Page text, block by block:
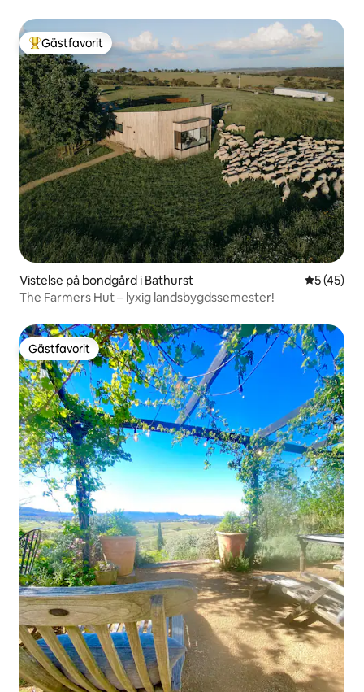
Populär gästfavorit
Gästfavorit
Vistelse på bondgård i Bathurst 5 av 5 i
5 (45)
The Farmers Hut – lyxig landsbygdssemester!
Gästfavorit
Gästfavorit